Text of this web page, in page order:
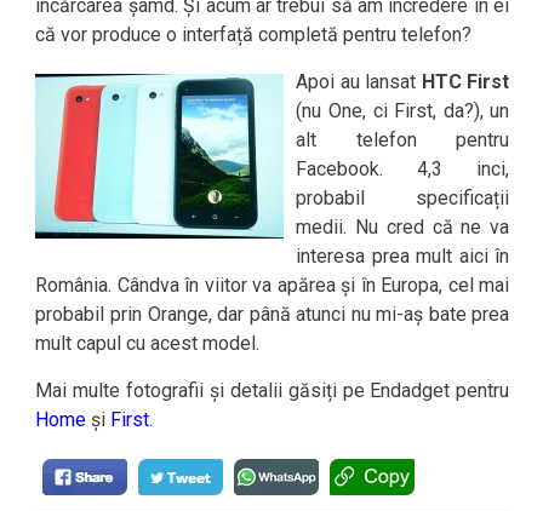
încărcarea șamd. Și acum ar trebui să am încredere în ei
că vor produce o interfață completă pentru telefon?
Apoi au lansat HTC First
(nu One, ci First, da?), un
alt telefon pentru
Facebook. 4,3 inci,
probabil specificații
medii. Nu cred că ne va
interesa prea mult aici în
România. Cândva în viitor va apărea și în Europa, cel mai
probabil prin Orange, dar până atunci nu mi-aș bate prea
mult capul cu acest model.
Mai multe fotografii și detalii găsiți pe Endadget pentru
Home și First.